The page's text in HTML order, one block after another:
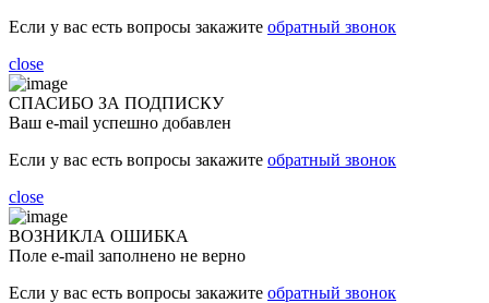
Если у вас есть вопросы закажите обратный звонок
close
СПАСИБО ЗА ПОДПИСКУ
Ваш e-mail успешно добавлен
Если у вас есть вопросы закажите обратный звонок
close
ВОЗНИКЛА ОШИБКА
Поле e-mail заполнено не верно
Если у вас есть вопросы закажите обратный звонок